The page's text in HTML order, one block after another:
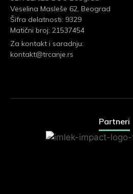
Veselina Masleše 62, Beograd
Šifra delatnosti: 9329
Matični broj: 21537454
Za kontakt i saradnju:
kontakt@trcanje.rs
Partneri